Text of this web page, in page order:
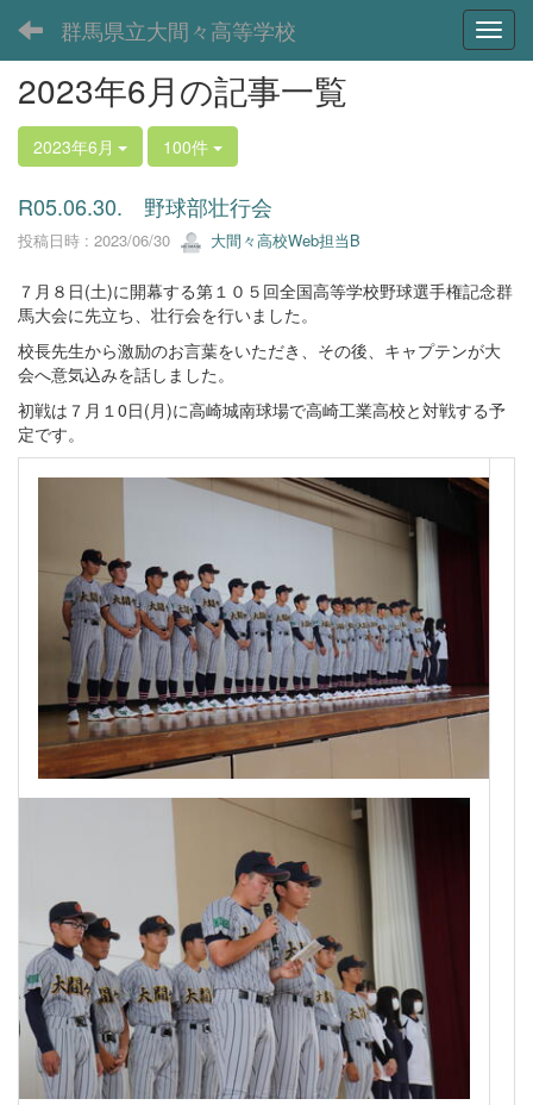
群馬県立大間々高等学校
2023年6月の記事一覧
2023年6月 100件
R05.06.30. 野球部壮行会
投稿日時 : 2023/06/30 大間々高校Web担当B
７月８日(土)に開幕する第１０５回全国高等学校野球選手権記念群
馬大会に先立ち、壮行会を行いました。
校長先生から激励のお言葉をいただき、その後、キャプテンが大
会へ意気込みを話しました。
初戦は７月１0日(月)に高崎城南球場で高崎工業高校と対戦する予
定です。